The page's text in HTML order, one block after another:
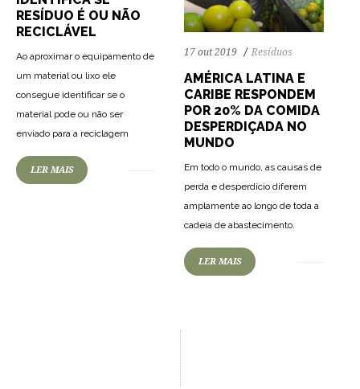
RESÍDUO É OU NÃO
RECICLÁVEL
Ao aproximar o equipamento de
um material ou lixo ele
consegue identificar se o
material pode ou não ser
enviado para a reciclagem
LER MAIS
17 out 2019 Resíduos
AMÉRICA LATINA E
CARIBE RESPONDEM
POR 20% DA COMIDA
DESPERDIÇADA NO
MUNDO
Em todo o mundo, as causas de
perda e desperdício diferem
amplamente ao longo de toda a
cadeia de abastecimento.
LER MAIS